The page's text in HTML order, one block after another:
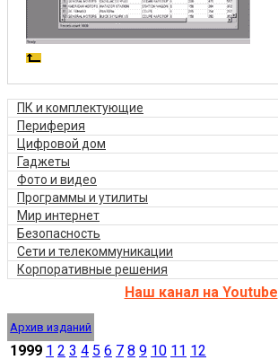
ПК и комплектующие
Периферия
Цифровой дом
Гаджеты
Фото и видео
Программы и утилиты
Мир интернет
Безопасность
Сети и телекоммуникации
Корпоративные решения
Наш канал на Youtube
Архив изданий
1999 1 2 3 4 5 6 7 8 9 10 11 12